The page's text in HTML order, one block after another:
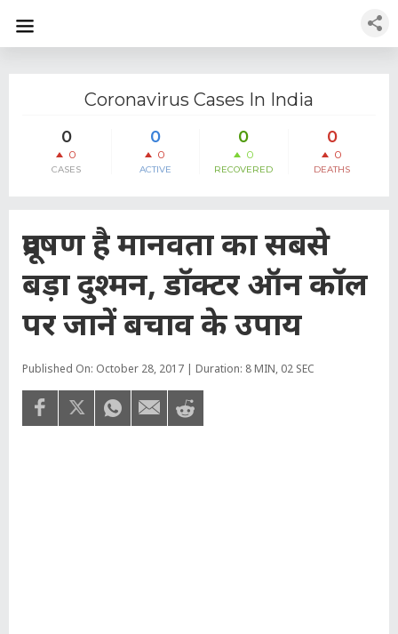
Coronavirus Cases In India
0
0
CASES
0
0
ACTIVE
0
0
RECOVERED
0
0
DEATHS
प्रदूषण है मानवता का सबसे
बड़ा दुश्मन, डॉक्टर ऑन कॉल
पर जानें बचाव के उपाय
Published On: October 28, 2017 | Duration: 8 MIN, 02 SEC